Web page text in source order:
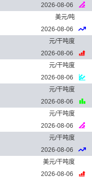
2026-08-06
美元/吨
2026-08-06
元/干吨度
2026-08-06
元/干吨度
2026-08-06
元/干吨度
2026-08-06
元/干吨度
2026-08-06
元/干吨度
2026-08-06
美元/干吨度
2026-08-06